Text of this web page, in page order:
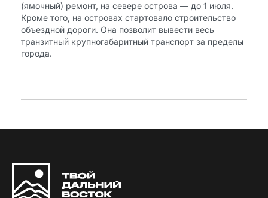
(ямочный) ремонт, на севере острова — до 1 июля.
Кроме того, на островах стартовало строительство
объездной дороги. Она позволит вывести весь
транзитный крупногабаритный транспорт за пределы
города.